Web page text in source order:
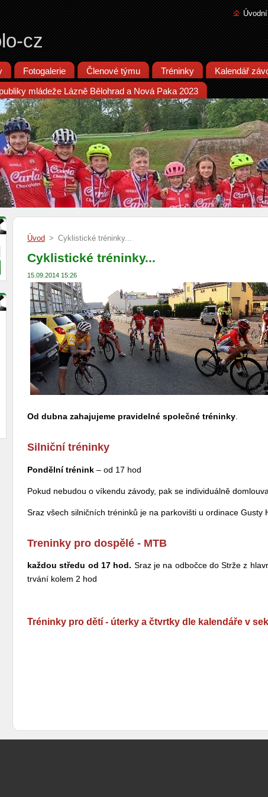
cz
Fotogalerie Členové týmu Tréninky Kalendář
mládeže Lázně Bělohrad a Nová Paka 2023
Úvod > Cyklistické tréninky...
Cyklistické tréninky...
15.09.2014 15:26
Od dubna zahajujeme pravidelné společné tréninky.
Silniční tréninky
Pondělní trénink – od 17 hod
Pokud nebudou o víkendu závody, pak se individuálně
Sraz všech silničních tréninků je na parkovišti u ordinace Gusty
Treninky pro dospělé - MTB
každou středu od 17 hod. Sraz je na odbočce do Strže z
trvání kolem 2 hod
Tréninky pro dětí - úterky a čtvrtky dle kalendáře v